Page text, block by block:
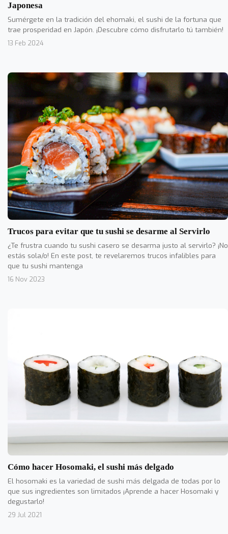
Japonesa
Sumérgete en la tradición del ehomaki, el sushi de la fortuna que
trae prosperidad en Japón. ¡Descubre cómo disfrutarlo tú también!
13 Feb 2024
Trucos para evitar que tu sushi se desarme al Servirlo
¿Te frustra cuando tu sushi casero se desarma justo al servirlo? ¡No
estás sola/o! En este post, te revelaremos trucos infalibles para
que tu sushi mantenga
16 Nov 2023
Cómo hacer Hosomaki, el sushi más delgado
El hosomaki es la variedad de sushi más delgada de todas por lo
que sus ingredientes son limitados ¡Aprende a hacer Hosomaki y
degustarlo!
29 Jul 2021